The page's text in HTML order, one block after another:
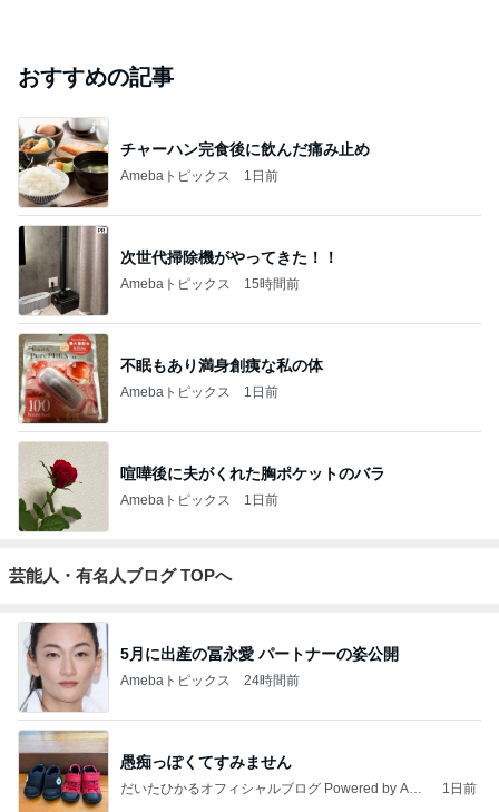
おすすめの記事
チャーハン完食後に飲んだ痛み止め
Amebaトピックス 1日前
次世代掃除機がやってきた！！
Amebaトピックス 15時間前
不眠もあり満身創痍な私の体
Amebaトピックス 1日前
喧嘩後に夫がくれた胸ポケットのバラ
Amebaトピックス 1日前
芸能人・有名人ブログ TOPへ
5月に出産の冨永愛 パートナーの姿公開
Amebaトピックス 24時間前
愚痴っぽくてすみません
だいたひかるオフィシャルブログ Powered by Ame
1日前